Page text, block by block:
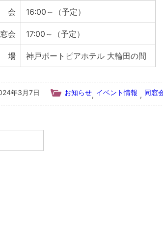
16:00～（予定）
会 17:00～（予定）
場 神戸ポートピアホテル 大輪田の間
年3月7日 お知らせ, イベント情報 , 同窓